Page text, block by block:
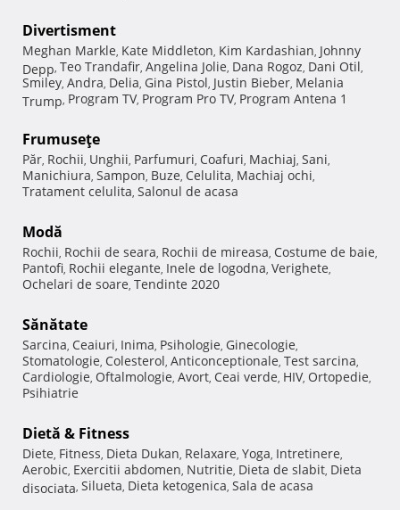
Divertisment
Meghan Markle, Kate Middleton, Kim Kardashian, Johnny
Depp, Teo Trandafir, Angelina Jolie, Dana Rogoz, Dani Otil,
Smiley, Andra, Delia, Gina Pistol, Justin Bieber, Melania
Trump, Program TV, Program Pro TV, Program Antena 1
Frumuseţe
Păr, Rochii, Unghii, Parfumuri, Coafuri, Machiaj, Sani,
Manichiura, Sampon, Buze, Celulita, Machiaj ochi,
Tratament celulita, Salonul de acasa
Modă
Rochii, Rochii de seara, Rochii de mireasa, Costume de baie,
Pantofi, Rochii elegante, Inele de logodna, Verighete,
Ochelari de soare, Tendinte 2020
Sănătate
Sarcina, Ceaiuri, Inima, Psihologie, Ginecologie,
Stomatologie, Colesterol, Anticonceptionale, Test sarcina,
Cardiologie, Oftalmologie, Avort, Ceai verde, HIV, Ortopedie,
Psihiatrie
Dietă & Fitness
Diete, Fitness, Dieta Dukan, Relaxare, Yoga, Intretinere,
Aerobic, Exercitii abdomen, Nutritie, Dieta de slabit, Dieta
disociata, Silueta, Dieta ketogenica, Sala de acasa